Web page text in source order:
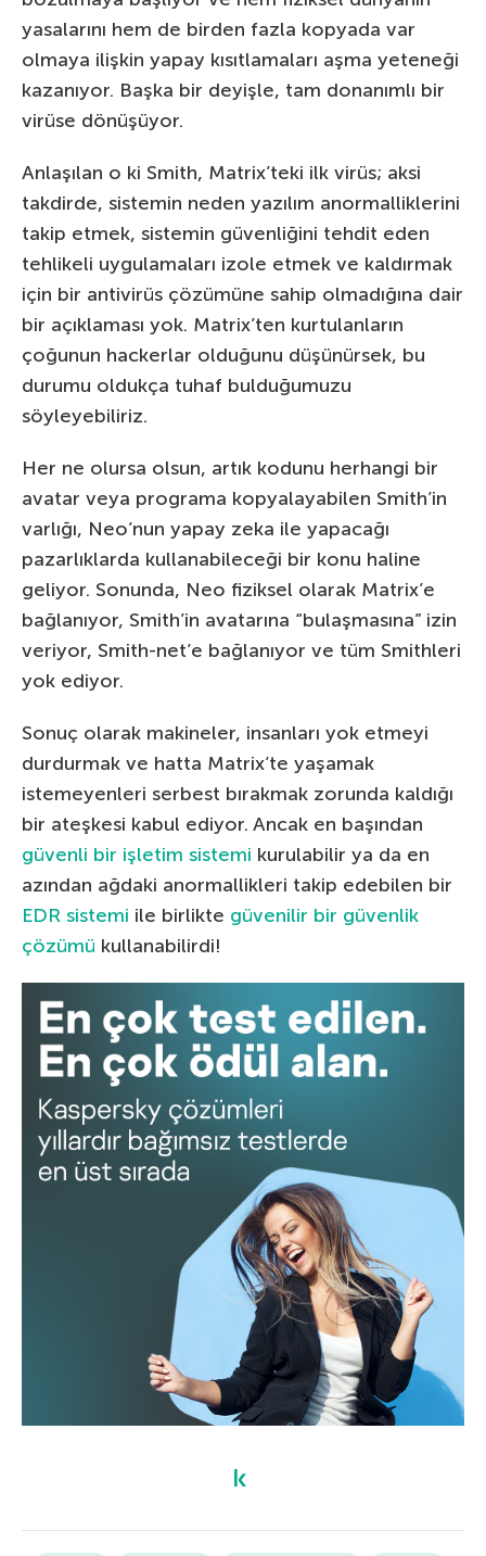
yasalarını hem de birden fazla kopyada var
olmaya ilişkin yapay kısıtlamaları aşma yeteneği
kazanıyor. Başka bir deyişle, tam donanımlı bir
virüse dönüşüyor.
Anlaşılan o ki Smith, Matrix’teki ilk virüs; aksi
takdirde, sistemin neden yazılım anormalliklerini
takip etmek, sistemin güvenliğini tehdit eden
tehlikeli uygulamaları izole etmek ve kaldırmak
için bir antivirüs çözümüne sahip olmadığına dair
bir açıklaması yok. Matrix’ten kurtulanların
çoğunun hackerlar olduğunu düşünürsek, bu
durumu oldukça tuhaf bulduğumuzu
söyleyebiliriz.
Her ne olursa olsun, artık kodunu herhangi bir
avatar veya programa kopyalayabilen Smith’in
varlığı, Neo’nun yapay zeka ile yapacağı
pazarlıklarda kullanabileceği bir konu haline
geliyor. Sonunda, Neo fiziksel olarak Matrix’e
bağlanıyor, Smith’in avatarına “bulaşmasına” izin
veriyor, Smith-net’e bağlanıyor ve tüm Smithleri
yok ediyor.
Sonuç olarak makineler, insanları yok etmeyi
durdurmak ve hatta Matrix’te yaşamak
istemeyenleri serbest bırakmak zorunda kaldığı
bir ateşkesi kabul ediyor. Ancak en başından
güvenli bir işletim sistemi kurulabilir ya da en
azından ağdaki anormallikleri takip edebilen bir
EDR sistemi ile birlikte güvenilir bir güvenlik
çözümü kullanabilirdi!